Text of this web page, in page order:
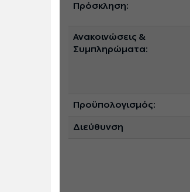
Πρόσκληση:
Ανακοινώσεις &
Συμπληρώματα:
Προϋπολογισμός:
Διεύθυνση